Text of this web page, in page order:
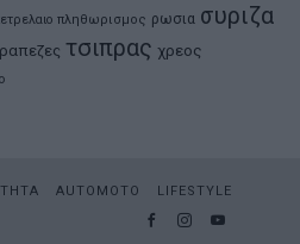
πληθωρισμος ρωσια συριζα
τσιπρας χρεος
AUTOMOTO LIFESTYLE